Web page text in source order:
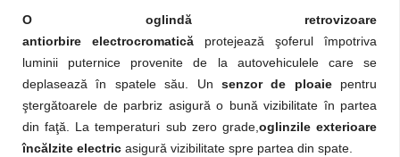
O
oglindă retrovizoare
antiorbire
electrocromatică protejează şoferul împotriva
luminii puternice provenite de la autovehiculele care se
deplasează în spatele său. Un senzor de ploaiepentru
ştergătoarele de parbriz asigură o bună vizibilitate în partea
din faţă. La temperaturi sub zero grade,oglinzile exterioare
încălzite electric asigură vizibilitate spre partea din spate.